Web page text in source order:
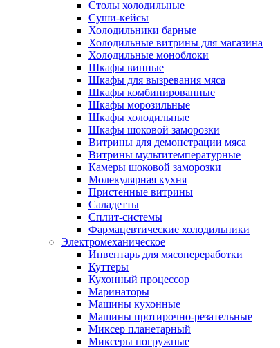
Столы холодильные
Суши-кейсы
Холодильники барные
Холодильные витрины для магазина
Холодильные моноблоки
Шкафы винные
Шкафы для вызревания мяса
Шкафы комбинированные
Шкафы морозильные
Шкафы холодильные
Шкафы шоковой заморозки
Витрины для демонстрации мяса
Витрины мультитемпературные
Камеры шоковой заморозки
Молекулярная кухня
Пристенные витрины
Саладетты
Сплит-системы
Фармацевтические холодильники
Электромеханическое
Инвентарь для мясопереработки
Куттеры
Кухонный процессор
Маринаторы
Машины кухонные
Машины протирочно-резательные
Миксер планетарный
Миксеры погружные